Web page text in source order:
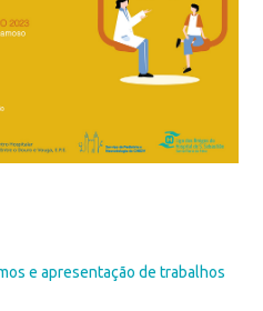
e apresentação de trabalhos